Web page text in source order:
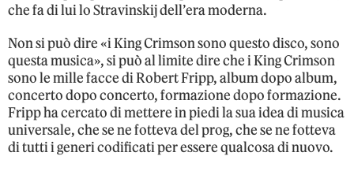
che fa di lui lo Stravinskij dell’era moderna.
Non si può dire «i King Crimson sono questo disco, sono
questa musica», si può al limite dire che i King Crimson
sono le mille facce di Robert Fripp, album dopo album,
concerto dopo concerto, formazione dopo formazione.
Fripp ha cercato di mettere in piedi la sua idea di musica
universale, che se ne fotteva del prog, che se ne fotteva
di tutti i generi codificati per essere qualcosa di nuovo.